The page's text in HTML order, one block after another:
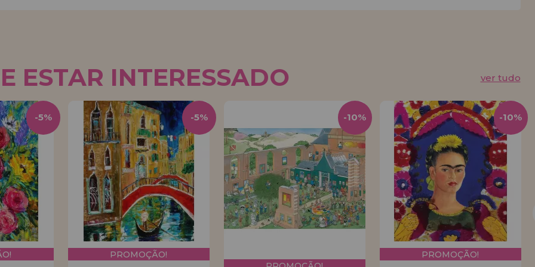
ESTAR INTERESSADO ver tudo
-5%
PROMOÇÃO!
-5% -10%
PROMOÇÃO!
-10%